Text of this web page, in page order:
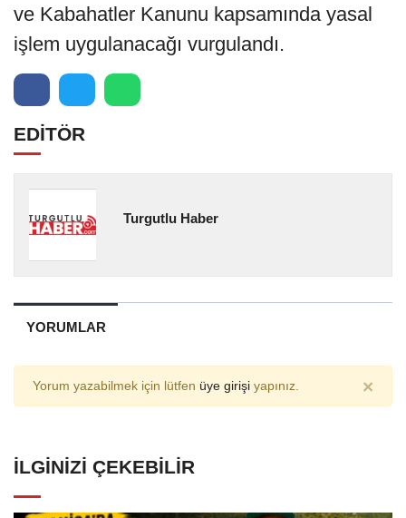
ve Kabahatler Kanunu kapsamında yasal
işlem uygulanacağı vurgulandı.
EDİTÖR
Turgutlu Haber
YORUMLAR
Yorum yazabilmek için lütfen üye girişi yapınız. ×
İLGINIZI ÇEKEBILIR